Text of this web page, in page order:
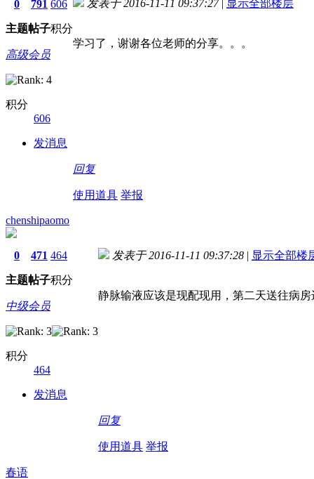
0
主题
791
帖子
606
积分
高级会员
积分
606
发消息
发表于 2016-11-11 09:37:27 显示全部楼层
学习了，谢谢各位老师的分享。。。
回复
使用道具 举报
chenshipaomo
0
主题
471
帖子
464
积分
中级会员
积分
464
发消息
发表于 2016-11-11 09:37:28 | 显示全部楼
静脉输液应该是现配现用，第二天送往病
回复
使用道具 举报
春语